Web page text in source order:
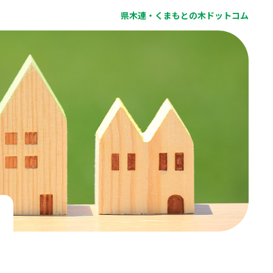
県木連・くまもとの木ドットコム